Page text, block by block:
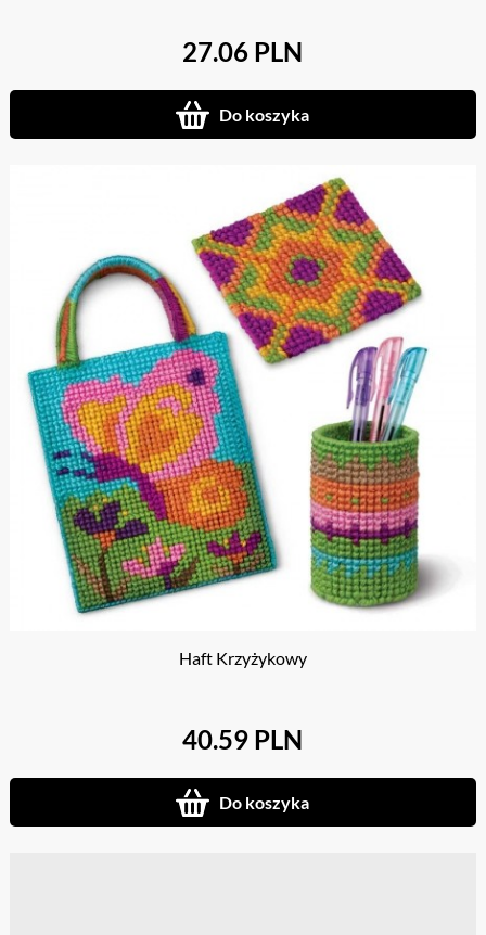
27.06 PLN
Do koszyka
Haft Krzyżykowy
40.59 PLN
Do koszyka